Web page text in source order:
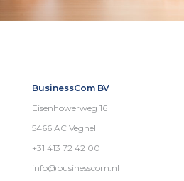
BusinessCom BV
Eisenhowerweg 16
5466 AC Veghel
+31 413 72 42 00
info@businesscom.nl